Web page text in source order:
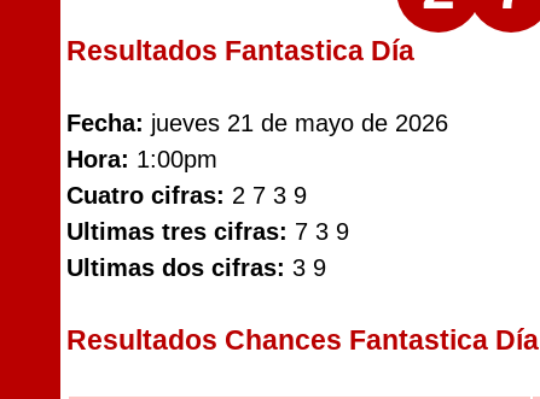
Resultados Fantastica Día
Fecha: jueves 21 de mayo de 2026
Hora: 1:00pm
Cuatro cifras: 2 7 3 9
Ultimas tres cifras: 7 3 9
Ultimas dos cifras: 3 9
Resultados Chances Fantastica Día